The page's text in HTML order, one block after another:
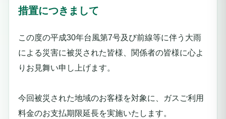
措置につきまして
この度の平成30年台風第7号及び前線等に伴う大雨
による災害に被災された皆様、関係者の皆様に心よ
りお見舞い申し上げます。
今回被災された地域のお客様を対象に、ガスご利用
料金のお支払期限延長を実施いたします。